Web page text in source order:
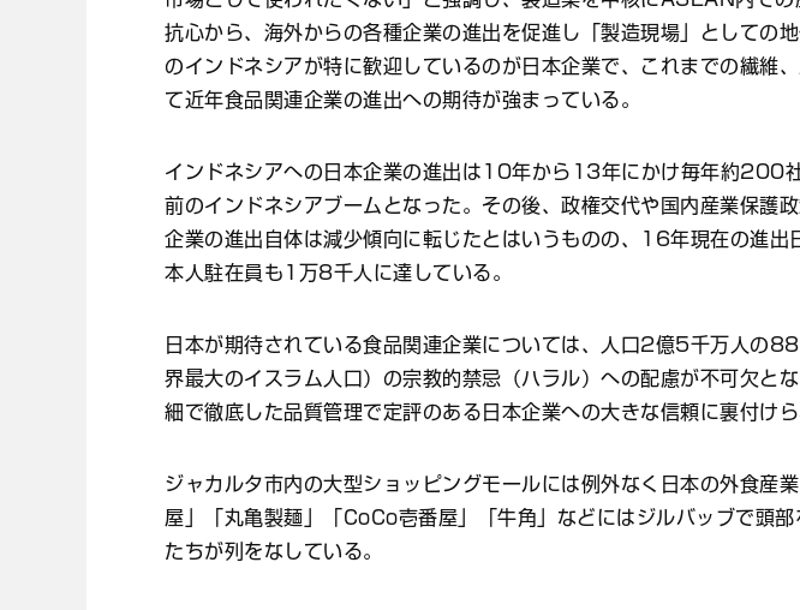
抗心から、海外からの各種企業の進出を促進し「製造現場」としての
のインドネシアが特に歓迎しているのが日本企業で、これまでの繊維
て近年食品関連企業の進出への期待が強まっている。
インドネシアへの日本企業の進出は10年から13年にかけ毎年約200
前のインドネシアブームとなった。その後、政権交代や国内産業保護
企業の進出自体は減少傾向に転じたとはいうものの、16年現在の進出
本人駐在員も1万8千人に達している。
日本が期待されている食品関連企業については、人口2億5千万人の
界最大のイスラム人口）の宗教的禁忌（ハラル）への配慮が不可欠と
細で徹底した品質管理で定評のある日本企業への大きな信頼に裏付け
ジャカルタ市内の大型ショッピングモールには例外なく日本の外食産
屋」「丸亀製麺」「CoCo壱番屋」「牛角」などにはジルバッブで頭
たちが列をなしている。